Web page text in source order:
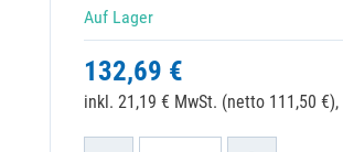
Auf Lager
132,69 €
inkl. 21,19 € MwSt. (netto 111,50 €),